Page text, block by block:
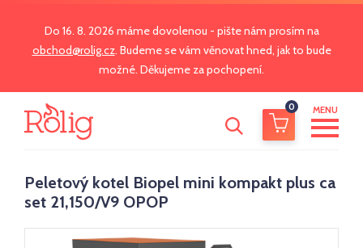
Do 16. 8. 2026 máme dovolenou - pište nám prosím na
obchod@rolig.cz. Budeme se vám věnovat hned, jak to bude
možné. Děkujeme za pochopení.
0 MENU
Peletový kotel Biopel mini kompakt plus ca
set 21,150/V9 OPOP